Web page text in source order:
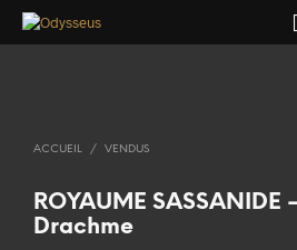
ACCUEIL / VENDUS
ROYAUME SASSANIDE
Drachme